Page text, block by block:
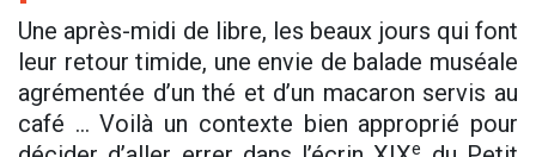
Une après-midi de libre, les beaux jours qui font
leur retour timide, une envie de balade muséale
agrémentée d’un thé et d’un macaron servis au
café … Voilà un contexte bien approprié pour
e